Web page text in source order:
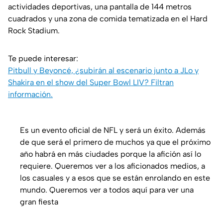
actividades deportivas, una pantalla de 144 metros
cuadrados y una zona de comida tematizada en el Hard
Rock Stadium.
Te puede interesar:
Pitbull y Beyoncé, ¿subirán al escenario junto a JLo y
Shakira en el show del Super Bowl LIV? Filtran
información.
Es un evento oficial de NFL y será un éxito. Además
de que será el primero de muchos ya que el próximo
año habrá en más ciudades porque la afición así lo
requiere. Queremos ver a los aficionados medios, a
los casuales y a esos que se están enrolando en este
mundo. Queremos ver a todos aquí para ver una
gran fiesta